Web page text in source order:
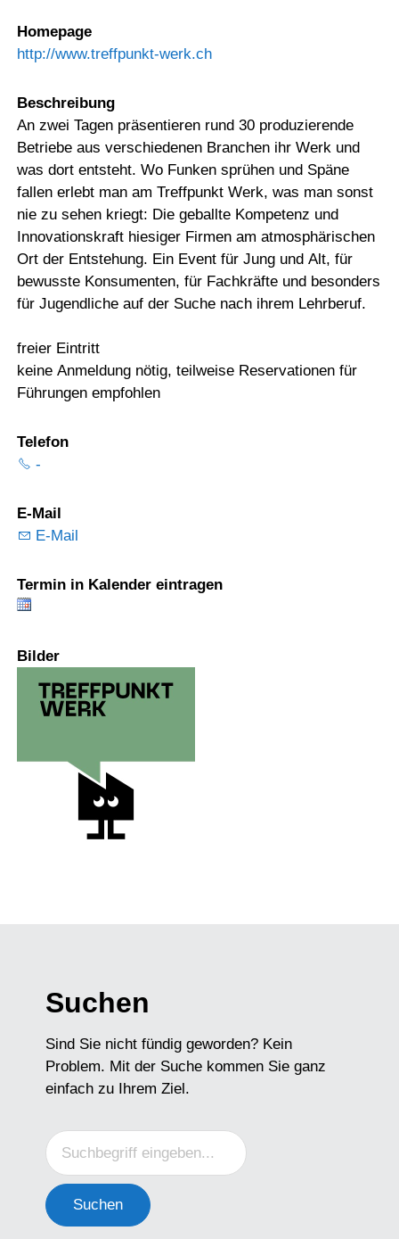
Homepage
http://www.treffpunkt-werk.ch
Beschreibung
An zwei Tagen präsentieren rund 30 produzierende
Betriebe aus verschiedenen Branchen ihr Werk und
was dort entsteht. Wo Funken sprühen und Späne
fallen erlebt man am Treffpunkt Werk, was man sonst
nie zu sehen kriegt: Die geballte Kompetenz und
Innovationskraft hiesiger Firmen am atmosphärischen
Ort der Entstehung. Ein Event für Jung und Alt, für
bewusste Konsumenten, für Fachkräfte und besonders
für Jugendliche auf der Suche nach ihrem Lehrberuf.
freier Eintritt
keine Anmeldung nötig, teilweise Reservationen für
Führungen empfohlen
Telefon
-
E-Mail
E-Mail
Termin in Kalender eintragen
Bilder
Suchen
Sind Sie nicht fündig geworden? Kein
Problem. Mit der Suche kommen Sie ganz
einfach zu Ihrem Ziel.
Suchen